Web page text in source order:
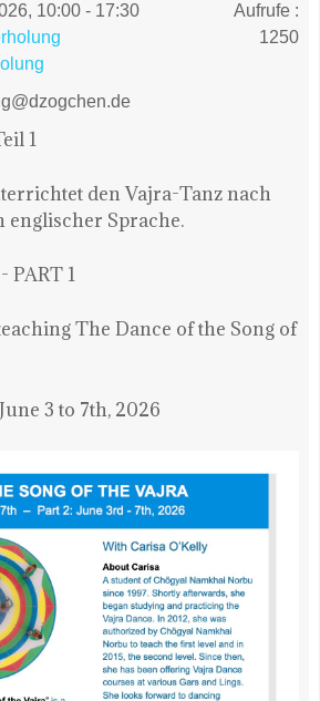
10:00 - 17:30
Aufrufe:
1250
1
den Vajra-Tanz nach
englischer Sprache.
PART 1
The Dance of the Song of
3 to 7th, 2026